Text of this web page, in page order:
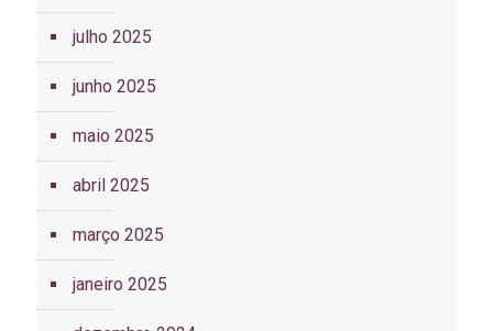
julho 2025
junho 2025
maio 2025
abril 2025
março 2025
janeiro 2025